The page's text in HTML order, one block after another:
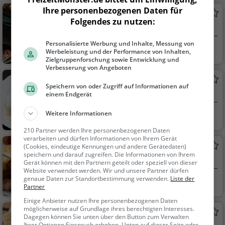
ck / Teigwaren
Natsuumi
Asiatisches Restaurant in Herford
Herford
Restaurant, Asiati
sch, Abendessen, Mit
h
Deutsches Restaurant in Herford
Herford
ch, Mittagessen, Abe
ndessen, Europäisch
Adria
Kroatisches Restaurant in Herford
Herford
Restaurant, Kroat
uropäisch, Mediterra
n, Europäisch, Meere
Hensel
Ihre personenbezogenen Daten für
Folgendes zu nutzen:
Personalisierte Werbung und Inhalte, Messung von
Werbeleistung und der Performance von Inhalten,
Zielgruppenforschung sowie Entwicklung und
Verbesserung von Angeboten
Speichern von oder Zugriff auf Informationen auf
einem Endgerät
Weitere Informationen
210 Partner werden Ihre personenbezogenen Daten
verarbeiten und dürfen Informationen von Ihrem Gerät
(Cookies, eindeutige Kennungen und andere Gerätedaten)
speichern und darauf zugreifen. Die Informationen von Ihrem
Gerät können mit den Partnern geteilt oder speziell von dieser
Website verwendet werden. Wir und unsere Partner dürfen
genaue Daten zur Standortbestimmung verwenden. Liste der
Partner
Einige Anbieter nutzen Ihre personenbezogenen Daten
möglicherweise auf Grundlage ihres berechtigten Interesses.
Dagegen können Sie unten über den Button zum Verwalten